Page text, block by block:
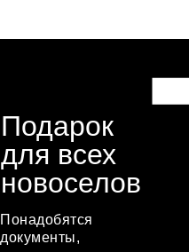
Подарок
для всех
новоселов
Понадобятся
документы,